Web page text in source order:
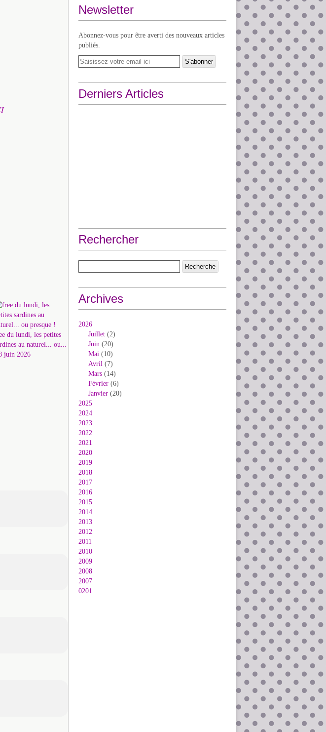
du lundi, les petites
au naturel... ou...
juin 2026
Newsletter
Abonnez-vous pour être averti des nouveaux articles
publiés.
Derniers Articles
Rechercher
Archives
2026
Juillet (2)
Juin (20)
Mai (10)
Avril (7)
Mars (14)
Février (6)
Janvier (20)
2025
2024
2023
2022
2021
2020
2019
2018
2017
2016
2015
2014
2013
2012
2011
2010
2009
2008
2007
0201